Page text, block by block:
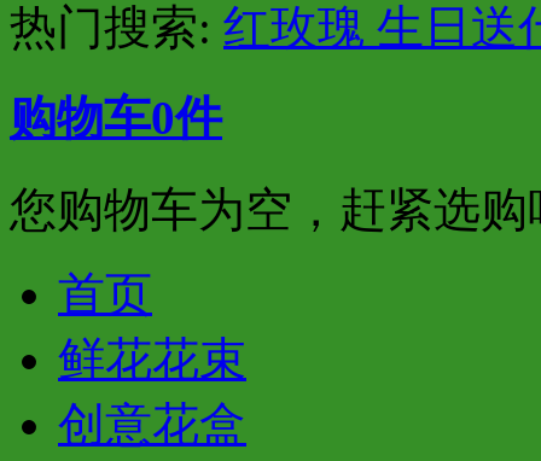
热门搜索: 红玫瑰 生日送
购物车0件
您购物车为空，赶紧选购
首页
鲜花花束
创意花盒